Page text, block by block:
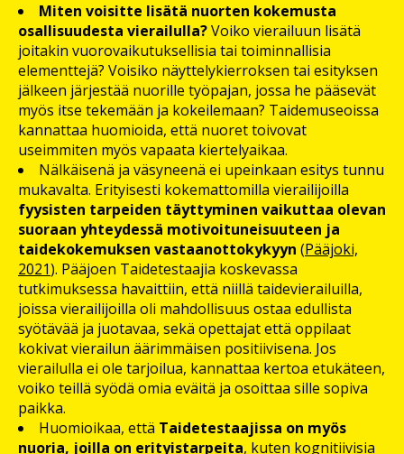
Miten voisitte lisätä nuorten kokemusta
osallisuudesta vierailulla?Voiko vierailuun lisätä
joitakin vuorovaikutuksellisia tai toiminnallisia
elementtejä? Voisiko näyttelykierroksen tai esityksen
jälkeen järjestää nuorille työpajan, jossa he pääsevät
myös itse tekemään ja kokeilemaan? Taidemuseoissa
kannattaa huomioida, että nuoret toivovat
useimmiten myös vapaata kiertelyaikaa.
Nälkäisenä ja väsyneenä ei upeinkaan esitys tunnu
mukavalta. Erityisesti kokemattomilla vierailijoilla
fyysisten tarpeiden täyttyminen vaikuttaa olevan
suoraan yhteydessä motivoituneisuuteen ja
taidekokemuksen vastaanottokykyyn (Pääjoki,
2021). Pääjoen Taidetestaajia koskevassa
tutkimuksessa havaittiin, että niillä taidevierailuilla,
joissa vierailijoilla oli mahdollisuus ostaa edullista
syötävää ja juotavaa, sekä opettajat että oppilaat
kokivat vierailun äärimmäisen positiivisena. Jos
vierailulla ei ole tarjoilua, kannattaa kertoa etukäteen,
voiko teillä syödä omia eväitä ja osoittaa sille sopiva
paikka.
Huomioikaa, että Taidetestaajissa on myös
nuoria, joilla on erityistarpeita, kuten kognitiivisia